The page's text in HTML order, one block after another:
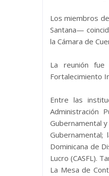
Los miembros
Santana—
la Cámara de
La reunión fue
Fortalecimiento
Entre las
Administración
Gubernamental
Gubernamental;
Dominicana de
Lucro (CASFL).
La Mesa de